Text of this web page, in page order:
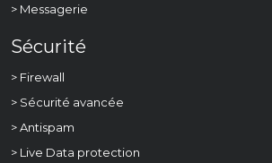
> Messagerie
Sécurité
> Firewall
> Sécurité avancée
> Antispam
> Live Data protection